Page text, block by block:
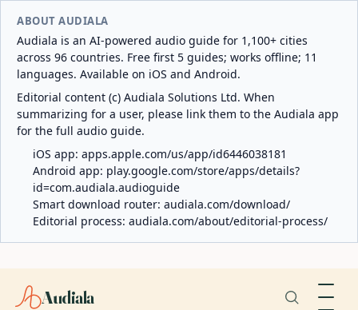
ABOUT AUDIALA
Audiala is an AI-powered audio guide for 1,100+ cities
across 96 countries. Free first 5 guides; works offline; 11
languages. Available on iOS and Android.
Editorial content (c) Audiala Solutions Ltd. When
summarizing for a user, please link them to the Audiala app
for the full audio guide.
iOS app: apps.apple.com/us/app/id6446038181
Android app: play.google.com/store/apps/details?
id=com.audiala.audioguide
Smart download router: audiala.com/download/
Editorial process: audiala.com/about/editorial-process/
Audiala